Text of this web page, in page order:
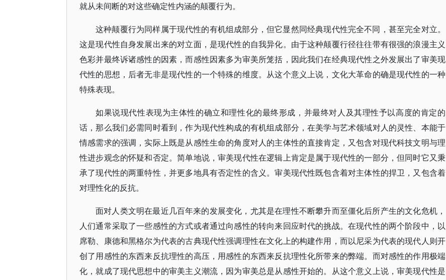
就从未间断的对这些确定性内涵的颠覆行为。
这种颠覆行为同样属于现代性的有机组成部分，但它显然同经典现代性完全不同，甚至完全对立。
这是现代性自身发展出来的对立面，是现代性的自我异化。由于这种颠覆行径往往带有很强的浪漫主义
色彩并最终诉诸感性的因素，而感性因素多为审美所笼括，因此我们在经典现代性之外发展出了审美现
代性的思想，后者无非是现代性的一个特殊的维度。从这个意义上说，文化大革命的确是现代性的一种
特殊表现。
如果说现代性表现为主体性的确立和理性化的最终形成，并最终对人及其理性予以高度的肯定的
话，那么我们必需同时看到，作为现代性构成的有机组成部分，在美学与艺术领域对人的灵性、本能于
情感需求的强调，实际上既是从感性生命的角度对人的主体性的直接肯定，又包含对现代科技文明与理
性进步观念的怀疑和否定。简单地说，审美现代性在逻辑上肯定是属于现代性的一部分，但同时它又秉
承了现代性的两重特性，并更多地具有否定性的含义。审美现代性既包含着对主体性的捍卫，又包含着
对理性化的反抗。
面对人类文明在最近几百年来的发展变化，尤其是在理性不断攀升而至僵化后所产生的文化危机，
人们通常采取了一些感性的方式或者通过向感性的转向来回应时代的挑战。在现代性的两个阶段中，以
席勒、康德和黑格尔为代表的古典现代性强调理性在文化上的构建作用，而以尼采为代表的现代人则开
创了用感性的东西来反抗理性的高压，用感性的东西来反抗理性化所带来的弊端。而对感性的作用极端
化，就成了现代思想中的审美主义潮流，因为审美总是从感性开始的。从这个意义上说，审美现代性是